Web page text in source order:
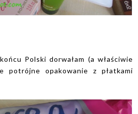
Polski dorwałam (a właściwie
potrójne opakowanie z płatkami